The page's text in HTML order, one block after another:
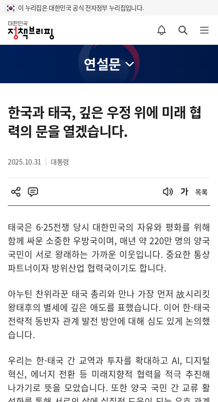
이 누리집은 대한민국 공식 전자정부 누리집입니다.
홈
알림설정 바로가기 검색 바로가기 메뉴 열기
연설문
텐
츠
영
한국과 태국, 깊은 우정 위에 미래 협
력의 문을 열겠습니다.
2025.10.31 대통령
목록
태국은 6·25전쟁 당시 대한민국의 자유와 평화를 위해
함께 싸운 소중한 우방국이며, 매년 약 220만 명의 양국
국민이 서로 왕래하는 가까운 이웃입니다. 중요한 통상
파트너이자 방위산업 협력국이기도 합니다.
아누틴 찬위라꾼 태국 총리와 만나 가장 먼저 故시리킷
왕태후의 별세에 깊은 애도를 표했습니다. 이어 한-태국
전략적 동반자 관계 발전 방안에 대해 심도 있게 논의했
습니다.
우리는 한-태국 간 교역과 투자를 확대하고 AI, 디지털
혁신, 에너지 전환 등 미래지향적 협력을 적극 추진해
나가기로 뜻을 모았습니다. 또한 양국 국민 간 교류 활